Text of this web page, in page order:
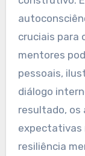
A mentoria
práticas de
orientação e
atletas a
negativos e
construtivo.
cruciais para